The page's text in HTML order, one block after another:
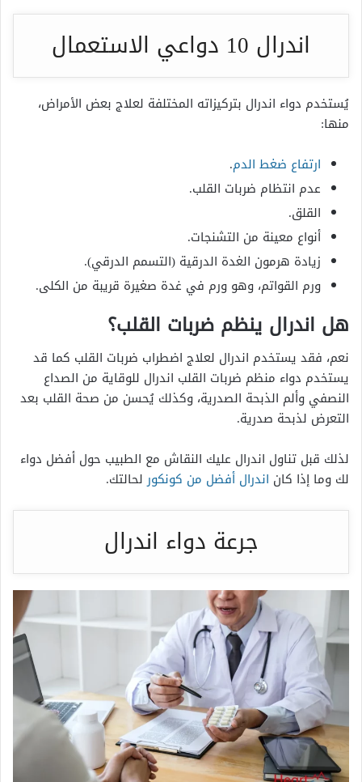
اندرال 10 دواعي الاستعمال
يُستخدم دواء اندرال بتركيزاته المختلفة لعلاج بعض الأمراض،
منها:
ارتفاع ضغط الدم.
عدم انتظام ضربات القلب.
القلق.
أنواع معينة من التشنجات.
زيادة هرمون الغدة الدرقية (التسمم الدرقي).
ورم القواتم، وهو ورم في غدة صغيرة قريبة من الكلى.
هل اندرال ينظم ضربات القلب؟
نعم، فقد يستخدم اندرال لعلاج اضطراب ضربات القلب كما قد
يستخدم دواء منظم ضربات القلب اندرال للوقاية من الصداع
النصفي وألم الذبحة الصدرية، وكذلك يُحسن من صحة القلب بعد
التعرض لذبحة صدرية.
لذلك قبل تناول اندرال عليك النقاش مع الطبيب حول أفضل دواء
لك وما إذا كان اندرال أفضل من كونكورلحالتك.
جرعة دواء اندرال